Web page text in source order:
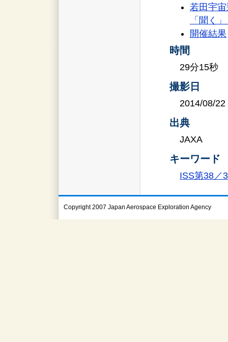
若田宇
「聞く
開催結果
時間
29分15秒
撮影日
2014/08/22
出典
JAXA
キーワード
ISS第38／
Copyright 2007 Japan Aerospace Exploration Agency